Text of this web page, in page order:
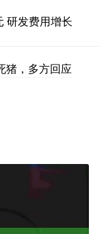
研发费用增长
猪，多方回应